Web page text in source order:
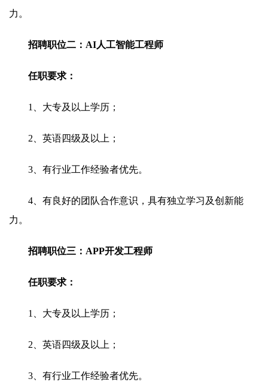
力。
招聘职位二：AI人工智能工程师
任职要求：
1、大专及以上学历；
2、英语四级及以上；
3、有行业工作经验者优先。
4、有良好的团队合作意识，具有独立学习及创新能
力。
招聘职位三：APP开发工程师
任职要求：
1、大专及以上学历；
2、英语四级及以上；
3、有行业工作经验者优先。